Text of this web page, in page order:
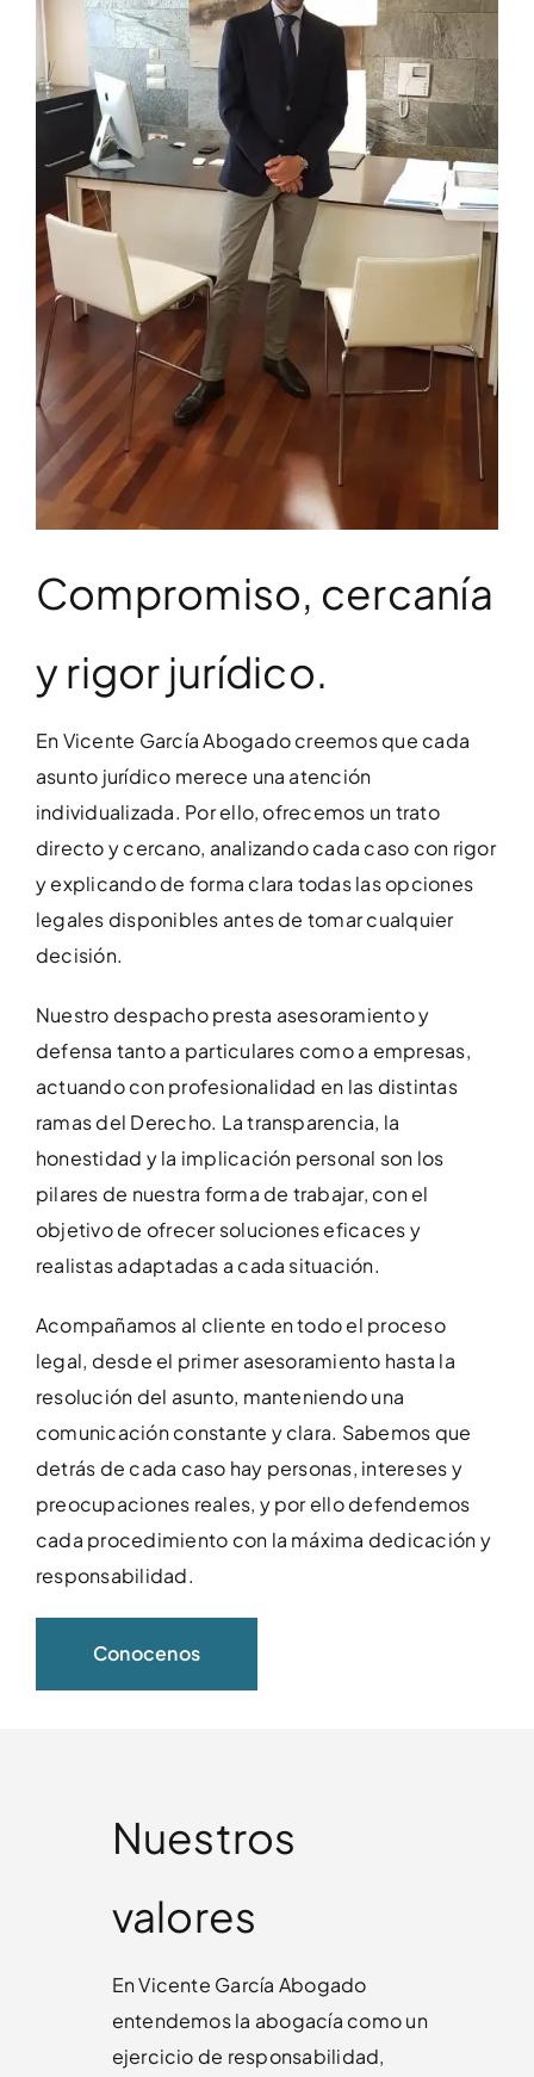
Compromiso, cercanía
y rigor jurídico.
En Vicente García Abogado creemos que cada
asunto jurídico merece una atención
individualizada. Por ello, ofrecemos un trato
directo y cercano, analizando cada caso con rigor
y explicando de forma clara todas las opciones
legales disponibles antes de tomar cualquier
decisión.
Nuestro despacho presta asesoramiento y
defensa tanto a particulares como a empresas,
actuando con profesionalidad en las distintas
ramas del Derecho. La transparencia, la
honestidad y la implicación personal son los
pilares de nuestra forma de trabajar, con el
objetivo de ofrecer soluciones eficaces y
realistas adaptadas a cada situación.
Acompañamos al cliente en todo el proceso
legal, desde el primer asesoramiento hasta la
resolución del asunto, manteniendo una
comunicación constante y clara. Sabemos que
detrás de cada caso hay personas, intereses y
preocupaciones reales, y por ello defendemos
cada procedimiento con la máxima dedicación y
responsabilidad.
Conocenos
Nuestros
valores
En Vicente García Abogado
entendemos la abogacía como un
ejercicio de responsabilidad,